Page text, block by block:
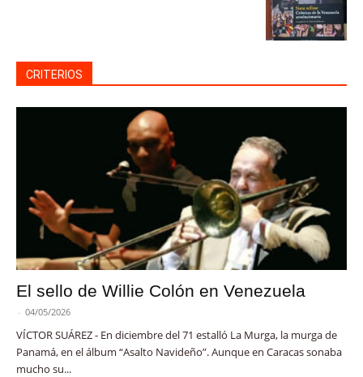
CRITERIOS
El sello de Willie Colón en Venezuela
- 04/05/2026
VÍCTOR SUÁREZ - En diciembre del 71 estalló La Murga, la murga de
Panamá, en el álbum “Asalto Navideño”. Aunque en Caracas sonaba
mucho su...